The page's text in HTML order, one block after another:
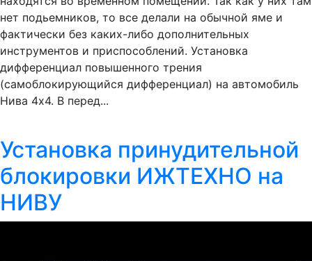
нет подьемников, то все делали на обычной яме и
фактически без каких-либо дополнительных
инструментов и приспособлений. Установка
дифференциал повышенного трения
(самоблокирующийся дифференциал) на автомобиль
Нива 4х4. В перед...
Установка принудительной
блокировки ИЖТЕХНО на
НИВУ